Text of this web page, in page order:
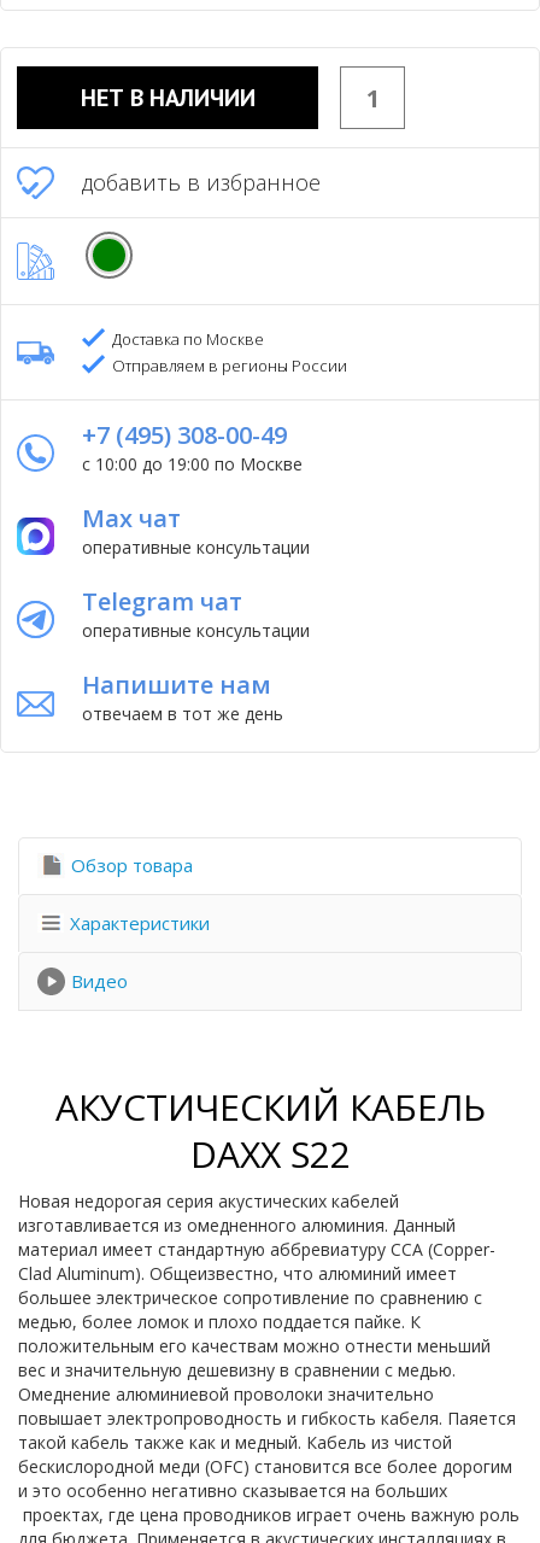
НЕТ В НАЛИЧИИ
добавить в избранное
Доставка по Москве
Отправляем в регионы России
+7 (495) 308-00-49
с 10:00 до 19:00 по Москве
Max чат
оперативные консультации
Telegram чат
оперативные консультации
Напишите нам
отвечаем в тот же день
Обзор товара
Характеристики
Видео
АКУСТИЧЕСКИЙ КАБЕЛЬ
DAXX S22
Новая недорогая серия акустических кабелей
изготавливается из омедненного алюминия. Данный
материал имеет стандартную аббревиатуру CCA (Copper-
Clad Aluminum). Общеизвестно, что алюминий имеет
большее электрическое сопротивление по сравнению с
медью, более ломок и плохо поддается пайке. К
положительным его качествам можно отнести меньший
вес и значительную дешевизну в сравнении с медью.
Омеднение алюминиевой проволоки значительно
повышает электропроводность и гибкость кабеля. Паяется
такой кабель также как и медный. Кабель из чистой
бескислородной меди (OFC) становится все более дорогим
и это особенно негативно сказывается на больших
проектах, где цена проводников играет очень важную роль